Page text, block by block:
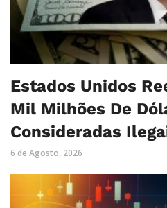
Estados Unidos
Mil Milhões De
Consideradas
6 de Agosto, 2026